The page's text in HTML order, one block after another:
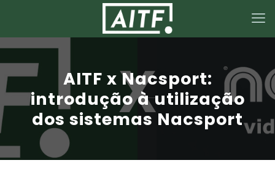
AITF x Nacsport:
introdução à utilização
dos sistemas Nacsport